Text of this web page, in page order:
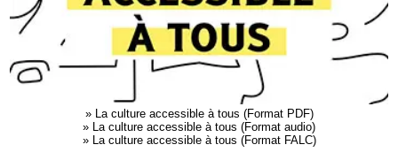
» La culture accessible à tous (Format PDF)
» La culture accessible à tous (Format audio)
» La culture accessible à tous (Format FALC)